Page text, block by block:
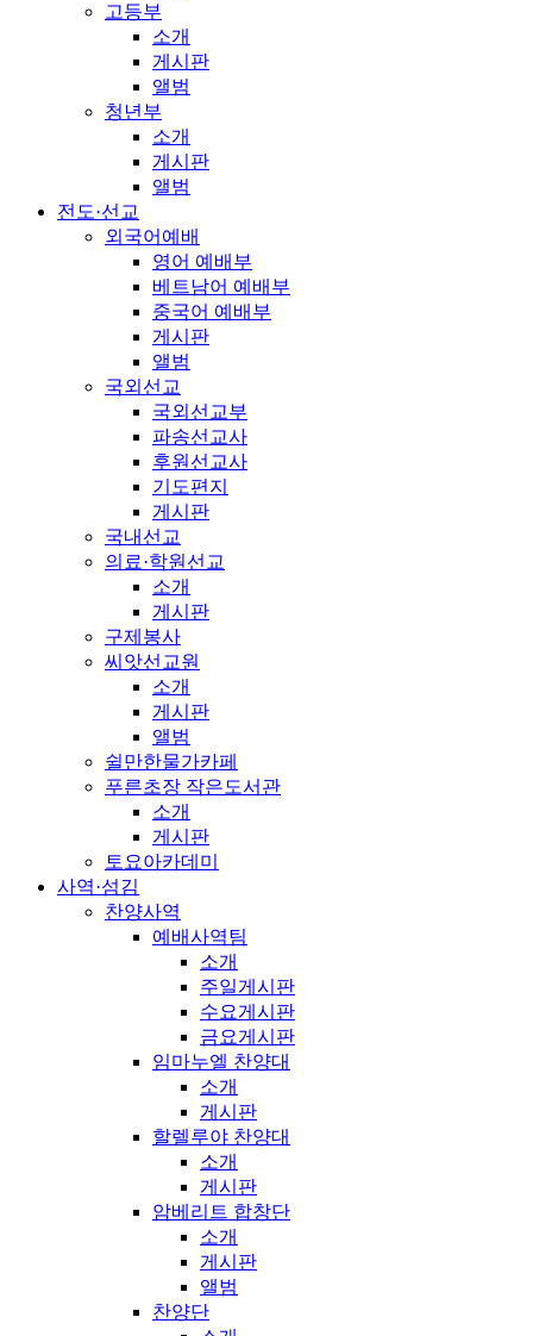
고등부
소개
게시판
앨범
청년부
소개
게시판
앨범
전도·선교
외국어예배
영어 예배부
베트남어 예배부
중국어 예배부
게시판
앨범
국외선교
국외선교부
파송선교사
후원선교사
기도편지
게시판
국내선교
의료·학원선교
소개
게시판
구제봉사
씨앗선교원
소개
게시판
앨범
쉴만한물가카페
푸른초장 작은도서관
소개
게시판
토요아카데미
사역·섬김
찬양사역
예배사역팀
소개
주일게시판
수요게시판
금요게시판
임마누엘 찬양대
소개
게시판
할렐루야 찬양대
소개
게시판
암베리트 합창단
소개
게시판
앨범
찬양단